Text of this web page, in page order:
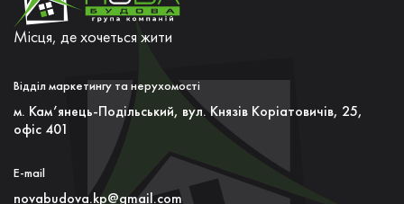
Місця, де хочеться жити
Відділ маркетингу та нерухомості
м. Кам’янець-Подільський, вул. Князiв Коріатовичів, 25,
офiс 401
E-mail
novabudova.kp@gmail.com